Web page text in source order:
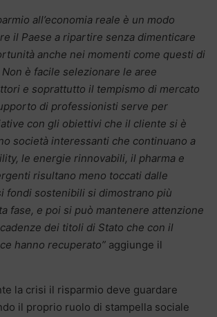
all’economia reale è un modo
il Paese a ripartire senza dimenticare
anche nei momenti come questi di
è facile selezionare le aree
e soprattutto il tempismo di mercato
di professionisti serve per
con gli obiettivi che il cliente si è
società interessanti che continuano a
le energie rinnovabili, il pharma e
risultano meno toccati dalle
fondi sostenibili si dimostrano più
fase, e poi si può mantenere attenzione
dei titoli di Stato che con il
hanno recuperato” aggiunge il
la crisi il risparmio deve guardare
il proprio ruolo di stampella sociale